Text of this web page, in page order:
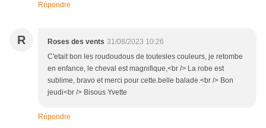
Répondre
R Roses des vents 31/08/2023 10:26
C'etait bon les roudoudous de toutesles couleurs, je retombe
en enfance, le cheval est magnifique,<br /> La robe est
sublime, bravo et merci pour cette.belle balade.<br /> Bon
jeudi<br /> Bisous Yvette
Répondre